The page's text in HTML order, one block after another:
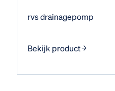
rvs drainagepomp
Bekijk product